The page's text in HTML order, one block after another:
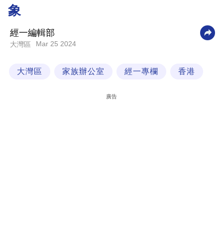
科
象
經一編輯部
大灣區 Mar 25 2024
大灣區 家族辦公室 經一專欄 香港
廣告